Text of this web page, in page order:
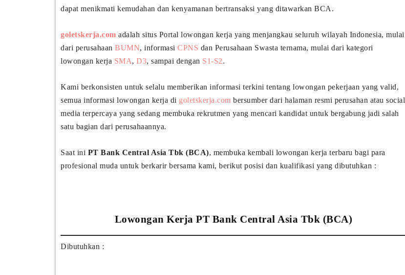
dapat menikmati kemudahan dan kenyamanan bertransaksi yang ditawarkan BCA.
goletskerja.com adalah situs Portal lowongan kerja yang menjangkau seluruh wilayah Indonesia, mulai
dari perusahaan BUMN, informasi CPNS dan Perusahaan Swasta ternama, mulai dari kategori
lowongan kerja SMA, D3, sampai dengan S1-S2.
Kami berkonsisten untuk selalu memberikan informasi terkini tentang lowongan pekerjaan yang valid,
semua informasi lowongan kerja di goletskerja.com bersumber dari halaman resmi perusahan atau social
media terpercaya yang sedang membuka rekrutmen yang mencari kandidat untuk bergabung jadi salah
satu bagian dari perusahaannya.
Saat ini PT Bank Central Asia Tbk (BCA), membuka kembali lowongan kerja terbaru bagi para
profesional muda untuk berkarir bersama kami, berikut posisi dan kualifikasi yang dibutuhkan :
Lowongan Kerja PT Bank Central Asia Tbk (BCA)
Dibutuhkan :